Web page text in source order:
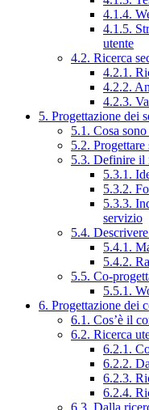
4.1.4.
4.1.5.
utente
4.2. Ricerca
4.2.1.
4.2.2.
4.2.3.
5. Progettazione dei
5.1. Cosa
5.2.
5.3. Definire il
5.3.1.
5.3.2.
5.3.3.
servizio
5.4.
5.4.1.
5.4.2.
5.5. Co-
5.5.1.
6. Progettazione dei
6.1. Cos’è il
6.2. Ricerca
6.2.1.
6.2.2.
6.2.3.
6.2.4.
6.3. Dalla